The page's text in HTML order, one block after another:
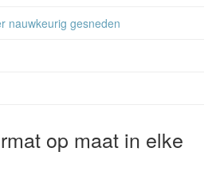
op maat in elke
nauwkeurig gesneden